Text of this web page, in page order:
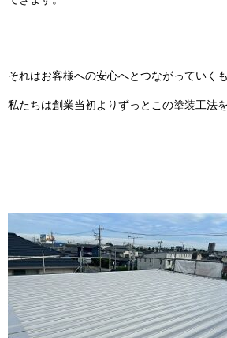
それはお客様への安心へとつながっていく
私たちは創業当初よりずっとこの塗装工法